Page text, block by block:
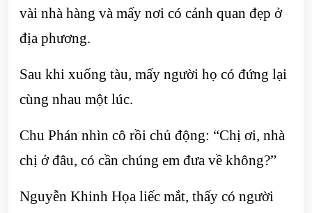
vài nhà hàng và mấy nơi có cảnh quan đẹp ở
địa phương.
Sau khi xuống tàu, mấy người họ có đứng lại
cùng nhau một lúc.
Chu Phán nhìn cô rồi chủ động: “Chị ơi, nhà
chị ở đâu, có cần chúng em đưa về không?”
Nguyễn Khinh Họa liếc mắt, thấy có người